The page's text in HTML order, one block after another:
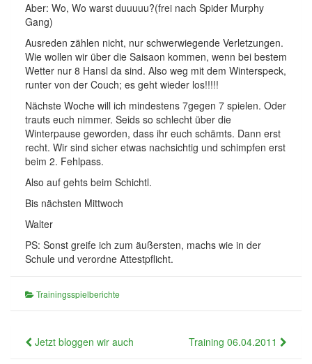
Aber: Wo, Wo warst duuuuu?(frei nach Spider Murphy
Gang)
Ausreden zählen nicht, nur schwerwiegende Verletzungen.
Wie wollen wir über die Saisaon kommen, wenn bei bestem
Wetter nur 8 Hansl da sind. Also weg mit dem Winterspeck,
runter von der Couch; es geht wieder los!!!!!
Nächste Woche will ich mindestens 7gegen 7 spielen. Oder
trauts euch nimmer. Seids so schlecht über die
Winterpause geworden, dass ihr euch schämts. Dann erst
recht. Wir sind sicher etwas nachsichtig und schimpfen erst
beim 2. Fehlpass.
Also auf gehts beim Schichtl.
Bis nächsten Mittwoch
Walter
PS: Sonst greife ich zum äußersten, machs wie in der
Schule und verordne Attestpflicht.
Trainingsspielberichte
Beitragsnavigation
Jetzt bloggen wir auch Training 06.04.2011